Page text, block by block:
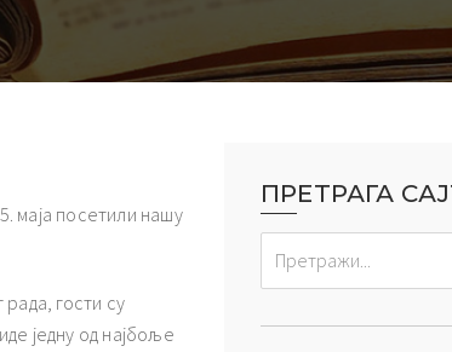
маја посетили нашу
гости су
једну од најбоље
ПРЕТРАГА